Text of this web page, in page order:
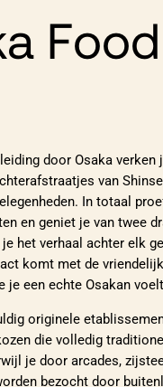
Food
door Osaka verken
van
In totaal
en geniet je van twee
het verhaal achter elk
komt met de
je een echte Osakan
originele
die volledig
je door arcades,
bezocht door